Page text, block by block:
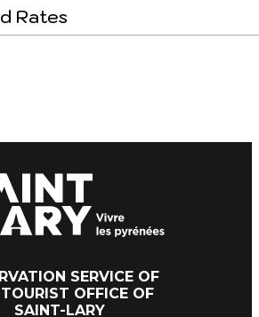
Rates
SERVICE OF
OFFICE OF
SAINT-LARY